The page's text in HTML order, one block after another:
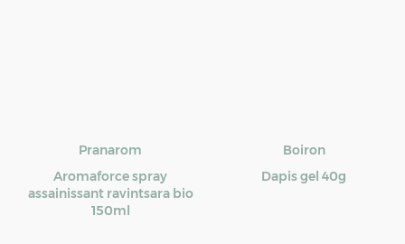
Pranarom
Aromaforce spray
assainissant ravintsara bio
150ml
Boiron
Dapis gel 40g